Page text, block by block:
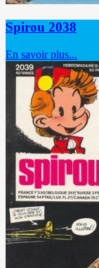
Spirou 2038
En savoir plus...